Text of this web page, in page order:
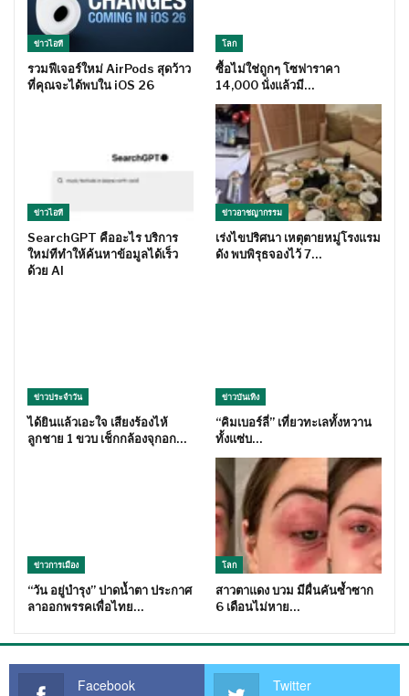
ข่าวไอที
รวมฟีเจอร์ใหม่ AirPods สุดว้าว
ที่คุณจะได้พบใน iOS 26
โลก
ซื้อไม่ใช่ถูกๆ โซฟาราคา
14,000 นั่งแล้วมี…
ข่าวไอที
SearchGPT คืออะไร บริการ
ใหม่ทีทำให้ค้นหาข้อมูลได้เร็ว
ด้วย AI
ข่าวอาชญากรรม
เร่งไขปริศนา เหตุตายหมู่โรงแรม
ดัง พบพิรุธจองไว้ 7…
ข่าวประจำวัน
ได้ยินแล้วเอะใจ เสียงร้องไห้
ลูกชาย 1 ขวบ เช็กกล้องจุกอก…
ข่าวบันเทิง
“คิมเบอร์ลี่” เที่ยวทะเลทั้งหวาน
ทั้งแซ่บ…
ข่าวการเมือง
“วัน อยู่บำรุง” ปาดน้ำตา ประกาศ
ลาออกพรรคเพื่อไทย…
โลก
สาวตาแดง บวม มีผื่นคันซ้ำซาก
6 เดือนไม่หาย…
Facebook Twitter